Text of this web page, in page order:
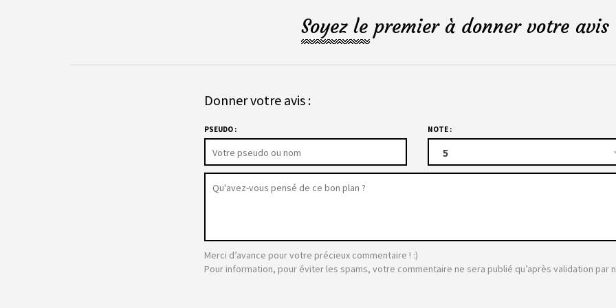
Soyez le premier à donner votre
Donner votre avis :
PSEUDO : NOTE :
5
Merci d’avance pour votre précieux commentaire ! :)
Pour information, pour éviter les spams, votre commentaire ne sera publié qu’après validation par